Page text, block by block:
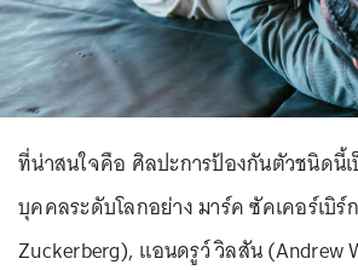
ที่น่าสนใจคือ ศิลปะการป้องกันตัวชนิดนี้
บุคคลระดับโลกอย่าง มาร์ค ซัคเคอร์เบิร์
Zuckerberg), แอนดรูว์ วิลสัน (Andrew